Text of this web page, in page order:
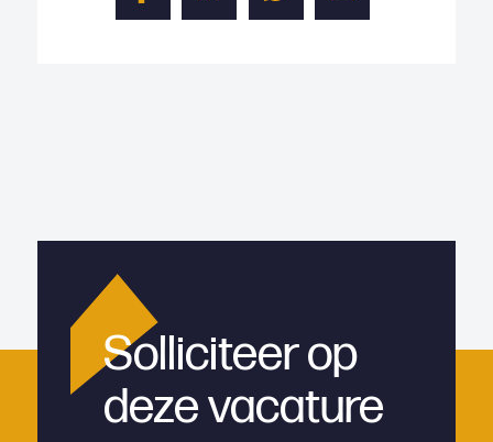
Solliciteer op
deze vacature